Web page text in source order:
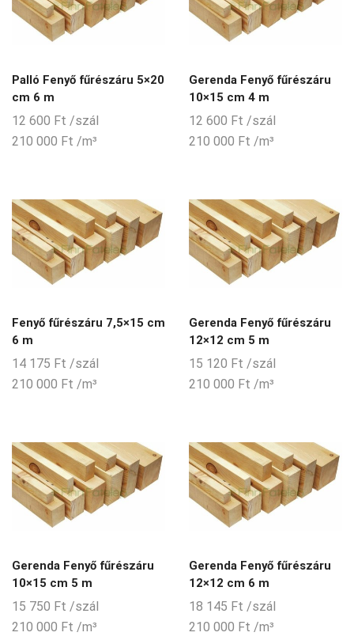
Palló Fenyő fűrészáru 5×20
cm 6 m
12 600 Ft /szál
210 000 Ft /m³
Gerenda Fenyő fűrészáru
10×15 cm 4 m
12 600 Ft /szál
210 000 Ft /m³
Fenyő fűrészáru 7,5×15 cm
6 m
14 175 Ft /szál
210 000 Ft /m³
Gerenda Fenyő fűrészáru
12×12 cm 5 m
15 120 Ft /szál
210 000 Ft /m³
Gerenda Fenyő fűrészáru
10×15 cm 5 m
15 750 Ft /szál
210 000 Ft /m³
Gerenda Fenyő fűrészáru
12×12 cm 6 m
18 145 Ft /szál
210 000 Ft /m³